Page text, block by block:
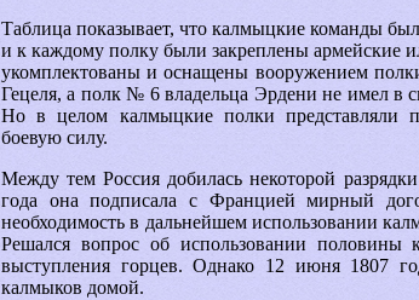
Таблица показывает, что калмыцкие команды
и к каждому полку были закреплены армейские
укомплектованы и оснащены вооружением
Гецеля, а полк № 6 владельца Эрдени не имел в
Но в целом калмыцкие полки представляли
боевую силу.
Между тем Россия добилась некоторой
года она подписала с Францией мирный
необходимость в дальнейшем использовании
Решался вопрос об использовании половины
выступления горцев. Однако 12 июня 1807
калмыков домой.